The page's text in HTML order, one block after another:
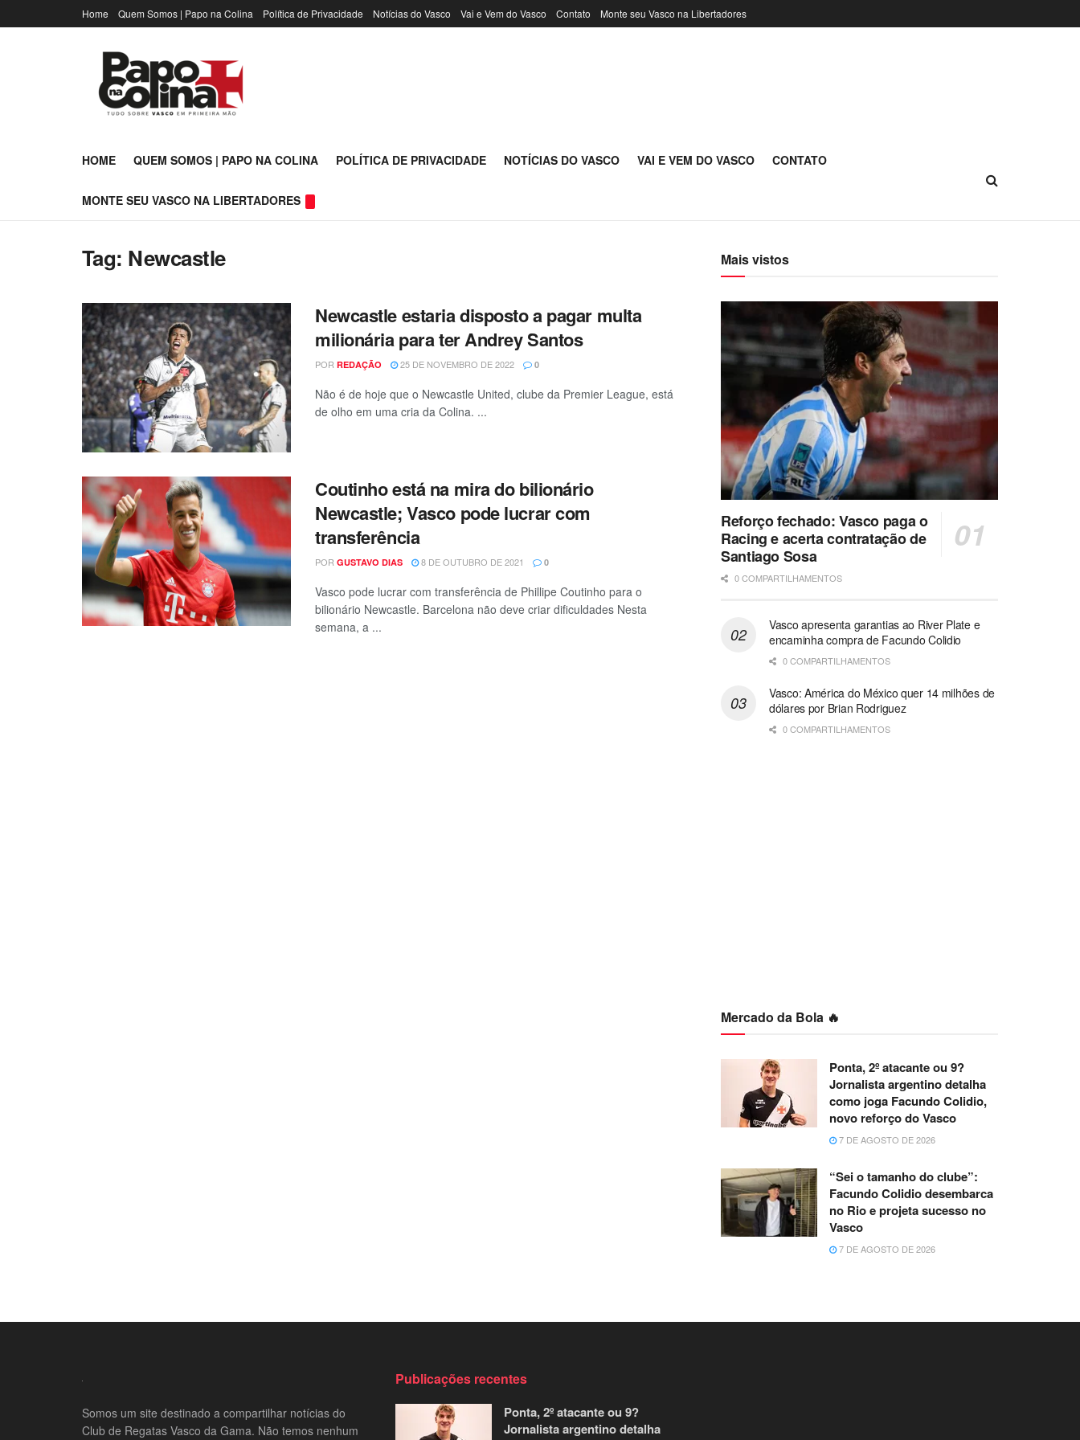
Home Quem Somos | Papo na Colina Política de Privacidade Notícias do Vasco Vai e Vem do Vasco Contato Monte seu Vasco na Libertadores
HOME QUEM SOMOS | PAPO NA COLINA POLÍTICA DE PRIVACIDADE NOTÍCIAS DO VASCO VAI E VEM DO VASCO CONTATO
MONTE SEU VASCO NA LIBERTADORES
Tag: Newcastle
Newcastle estaria disposto a pagar multa
milionária para ter Andrey Santos
POR REDAÇÃO 25 DE NOVEMBRO DE 2022 0
Não é de hoje que o Newcastle United, clube da Premier League, está
de olho em uma cria da Colina. ...
Coutinho está na mira do bilionário
Newcastle; Vasco pode lucrar com
transferência
POR GUSTAVO DIAS 8 DE OUTUBRO DE 2021 0
Vasco pode lucrar com transferência de Phillipe Coutinho para o
bilionário Newcastle. Barcelona não deve criar dificuldades Nesta
semana, a ...
Mais vistos
Reforço fechado: Vasco paga o
Racing e acerta contratação de
Santiago Sosa
0 COMPARTILHAMENTOS
Vasco apresenta garantias ao River Plate e
encaminha compra de Facundo Colidio
0 COMPARTILHAMENTOS
Vasco: América do México quer 14 milhões de
dólares por Brian Rodriguez
0 COMPARTILHAMENTOS
Mercado da Bola 🔥
Ponta, 2º atacante ou 9?
Jornalista argentino detalha
como joga Facundo Colidio,
novo reforço do Vasco
7 DE AGOSTO DE 2026
“Sei o tamanho do clube”:
Facundo Colidio desembarca
no Rio e projeta sucesso no
Vasco
7 DE AGOSTO DE 2026
Somos um site destinado a compartilhar notícias do
Club de Regatas Vasco da Gama. Não temos nenhum
Publicações recentes
Ponta, 2º atacante ou 9?
Jornalista argentino detalha